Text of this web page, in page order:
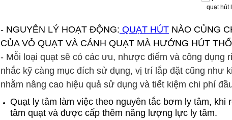
quạt hút
- NGUYÊN LÝ HOẠT ĐỘNG: QUẠT HÚT NÀO CỦNG
CỦA VỎ QUẠT VÀ CÁNH QUẠT MÀ HƯỚNG HÚT
- Mỗi loại quạt sẽ có các ưu, nhược điểm và công dụng
nhắc kỹ càng mục đích sử dụng, vị trí lắp đặt cũng như
nhằm nâng cao hiệu quả sử dụng và tiết kiệm chi phí
Quạt ly tâm làm việc theo nguyên tắc bơm ly tâm,
tâm quạt và được cấp thêm năng lượng lực ly tâm.